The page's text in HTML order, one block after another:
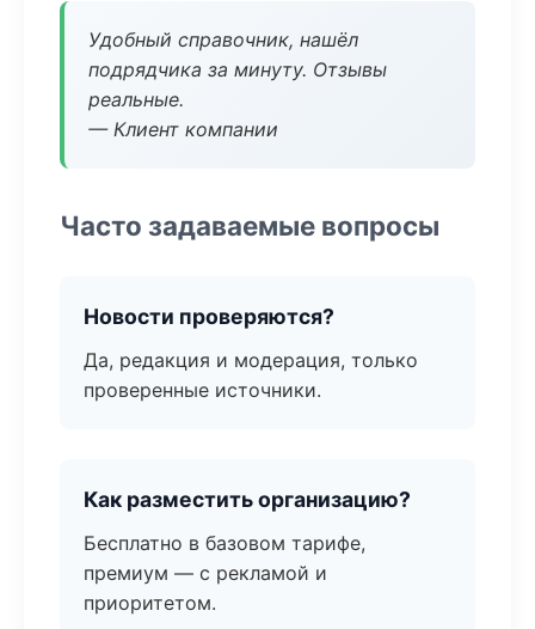
Удобный справочник, нашёл
подрядчика за минуту. Отзывы
реальные.
— Клиент компании
Часто задаваемые вопросы
Новости проверяются?
Да, редакция и модерация, только
проверенные источники.
Как разместить организацию?
Бесплатно в базовом тарифе,
премиум — с рекламой и
приоритетом.